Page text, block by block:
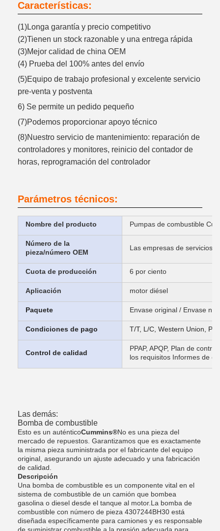
Características:
(1)Longa garantía y precio competitivo
(2)Tienen un stock razonable y una entrega rápida
(3)Mejor calidad de china OEM
(4) Prueba del 100% antes del envío
(5)Equipo de trabajo profesional y excelente servicio
pre-venta y postventa
6) Se permite un pedido pequeño
(7)Podemos proporcionar apoyo técnico
(8)Nuestro servicio de mantenimiento: reparación de
controladores y monitores, reinicio del contador de
horas, reprogramación del controlador
Parámetros técnicos:
Nombre del producto Pumpas de combustible
Número de la
pieza/número OEM
Las empresas de servicios
Cuota de producción 6 por ciento
Aplicación motor diésel
Paquete Envase original / Envase
Condiciones de pago T/T, L/C, Western Union,
Control de calidad
PPAP, APQP, Plan de
los requisitos Informes de
Las demás:
Bomba de combustible
Esto es un auténticoCummins®No es una pieza del
mercado de repuestos. Garantizamos que es exactamente
la misma pieza suministrada por el fabricante del equipo
original, asegurando un ajuste adecuado y una fabricación
de calidad.
Descripción
Una bomba de combustible es un componente vital en el
sistema de combustible de un camión que bombea
gasolina o diesel desde el tanque al motor.La bomba de
combustible con número de pieza 4307244BH30 está
diseñada específicamente para camiones y es responsable